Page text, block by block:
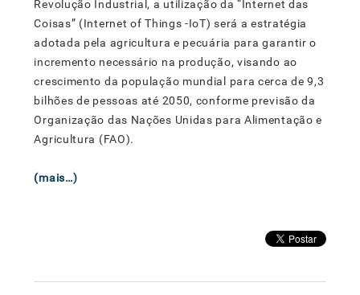
Revolução Industrial, a utilização da “Internet das
Coisas” (Internet of Things -IoT) será a estratégia
adotada pela agricultura e pecuária para garantir o
incremento necessário na produção, visando ao
crescimento da população mundial para cerca de 9,3
bilhões de pessoas até 2050, conforme previsão da
Organização das Nações Unidas para Alimentação e
Agricultura (FAO).
(mais…)